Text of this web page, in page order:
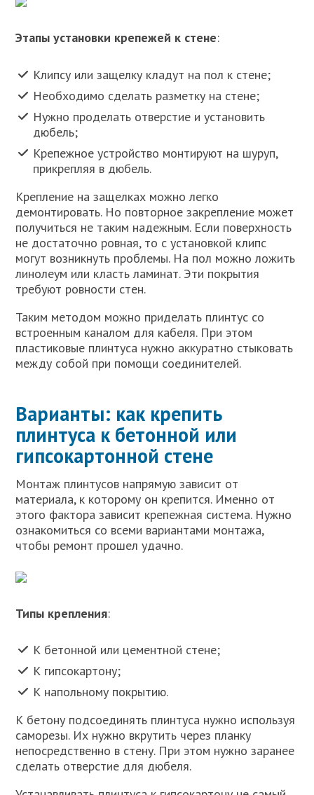
Этапы установки крепежей к стене:
Клипсу или защелку кладут на пол к стене;
Необходимо сделать разметку на стене;
Нужно проделать отверстие и установить
дюбель;
Крепежное устройство монтируют на шуруп,
прикрепляя в дюбель.
Крепление на защелках можно легко
демонтировать. Но повторное закрепление может
получиться не таким надежным. Если поверхность
не достаточно ровная, то с установкой клипс
могут возникнуть проблемы. На пол можно ложить
линолеум или класть ламинат. Эти покрытия
требуют ровности стен.
Таким методом можно приделать плинтус со
встроенным каналом для кабеля. При этом
пластиковые плинтуса нужно аккуратно стыковать
между собой при помощи соединителей.
Варианты: как крепить
плинтуса к бетонной или
гипсокартонной стене
Монтаж плинтусов напрямую зависит от
материала, к которому он крепится. Именно от
этого фактора зависит крепежная система. Нужно
ознакомиться со всеми вариантами монтажа,
чтобы ремонт прошел удачно.
Типы крепления:
К бетонной или цементной стене;
К гипсокартону;
К напольному покрытию.
К бетону подсоединять плинтуса нужно используя
саморезы. Их нужно вкрутить через планку
непосредственно в стену. При этом нужно заранее
сделать отверстие для дюбеля.